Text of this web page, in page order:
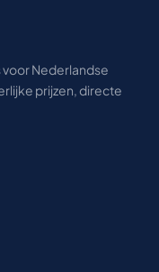
Nederlandse
prijzen, directe